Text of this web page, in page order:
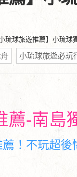
琉球旅遊推薦】小琉球
小琉球旅遊必玩
薦-南島
！不玩超後